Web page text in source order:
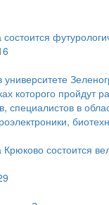
которого пройдут
специалистов в
состоится